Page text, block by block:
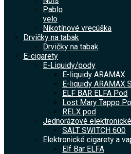
Pablo
velo
Nikotínové vrecúška
Drvičky na tabak
Drvičky na tabak
E-cigarety
E-Liquidy/pody
E-liquidy ARAMAX
E-liquidy ARAMAX
ELF BAR ELFA Pod
Lost Mary Tappo
RELX pod
Jednorázové
SALT SWITCH 600
Elektronické cigarety a
Elf Bar ELFA